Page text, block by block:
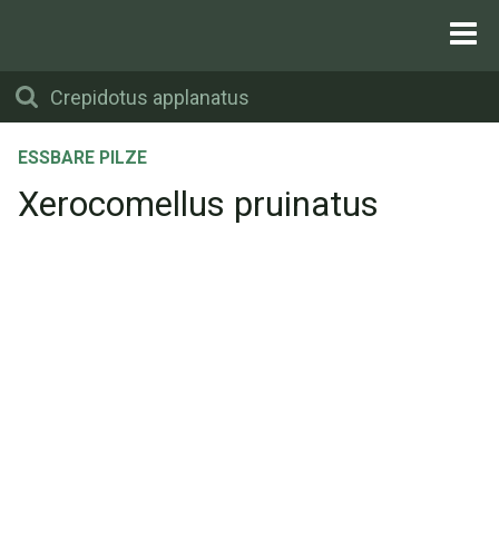
ESSBARE PILZE
Xerocomellus pruinatus